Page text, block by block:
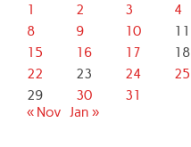
1 2 3 4
8
9 10 11
15
16 17 18
22
23 24 25
29
30
31
« Nov Jan »